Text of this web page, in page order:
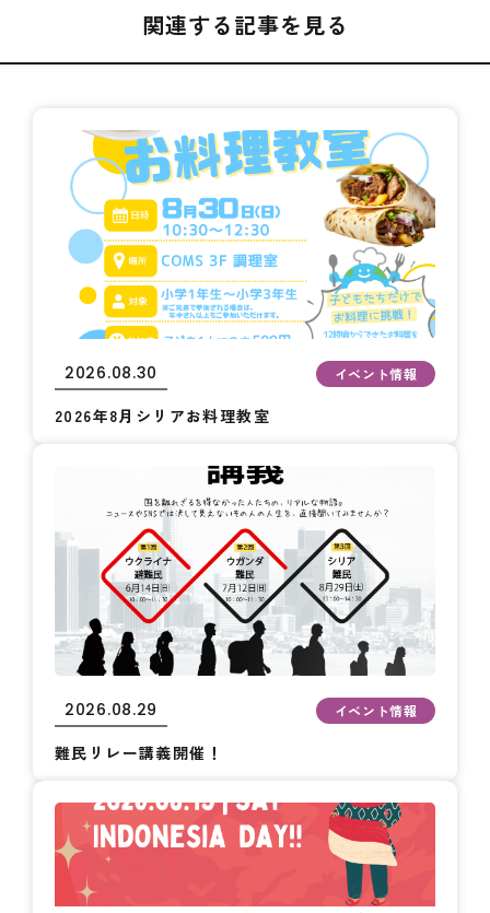
関連する記事を見る
2026.08.30 イベント情報
2026年8月シリアお料理教室
2026.08.29 イベント情報
難民リレー講義開催！